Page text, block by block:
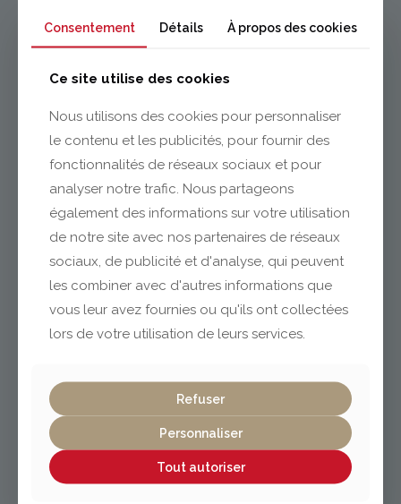
contact@gabriel-sa.fr
Clermont-Ferrand
04 73 42 18 38
04 70 97 56 39
cusset@gabriel-sa.fr
Consentement Détails À propos des cookies
Ce site utilise des cookies
Nous utilisons des cookies pour personnaliser
le contenu et les publicités, pour fournir des
fonctionnalités de réseaux sociaux et pour
analyser notre trafic. Nous partageons
également des informations sur votre utilisation
de notre site avec nos partenaires de réseaux
sociaux, de publicité et d'analyse, qui peuvent
les combiner avec d'autres informations que
vous leur avez fournies ou qu'ils ont collectées
lors de votre utilisation de leurs services.
Refuser
Personnaliser
Tout autoriser